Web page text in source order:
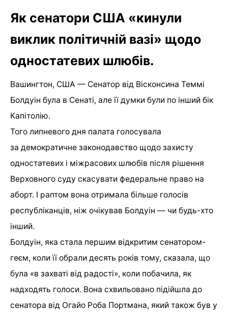
Як сенатори США «кинули
виклик політичній вазі» щодо
одностатевих шлюбів.
Вашингтон, США — Сенатор від Вісконсина Теммі
Болдуін була в Сенаті, але її думки були по інший бік
Капітолію.
Того липневого дня палата голосувала
за демократичне законодавство щодо захисту
одностатевих і міжрасових шлюбів після рішення
Верховного суду скасувати федеральне право на
аборт. І раптом вона отримала більше голосів
республіканців, ніж очікував Болдуін — чи будь-хто
інший.
Болдуін, яка стала першим відкритим сенатором-
геєм, коли її обрали десять років тому, сказала, що
була «в захваті від радості», коли побачила, як
надходять голоси. Вона схвильовано підійшла до
сенатора від Огайо Роба Портмана, який також був у